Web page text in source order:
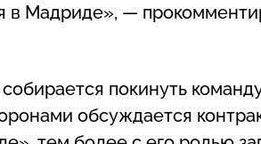
в Мадриде», —
покинуть
обсуждается